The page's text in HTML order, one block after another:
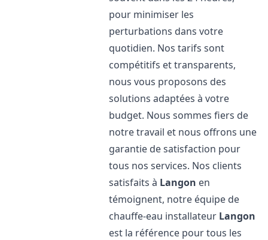
pour minimiser les
perturbations dans votre
quotidien. Nos tarifs sont
compétitifs et transparents,
nous vous proposons des
solutions adaptées à votre
budget. Nous sommes fiers de
notre travail et nous offrons une
garantie de satisfaction pour
tous nos services. Nos clients
satisfaits à Langon en
témoignent, notre équipe de
chauffe-eau installateur Langon
est la référence pour tous les